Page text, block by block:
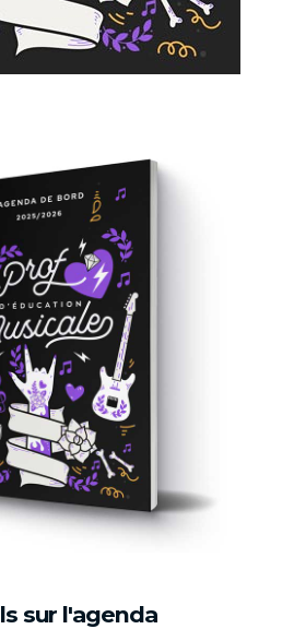
sur l'agenda